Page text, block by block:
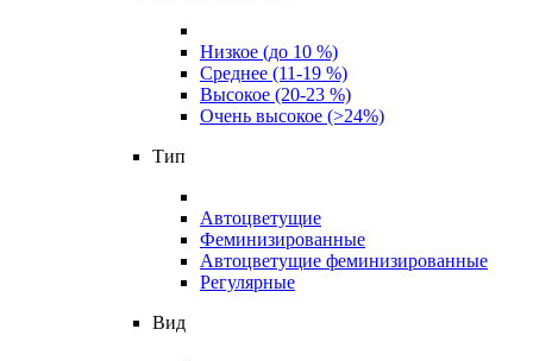
Низкое (до 10 %)
Среднее (11-19 %)
Высокое (20-23 %)
Очень высокое (>24%)
Тип
Автоцветущие
Феминизированные
Автоцветущие феминизированные
Регулярные
Вид